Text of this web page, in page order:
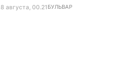
8 августа, 00.21 БУЛЬВАР